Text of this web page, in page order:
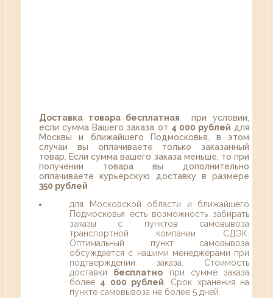
Доставка товара бесплатная при условии,
если сумма Вашего заказа от 4 000 рублей для
Москвы и ближайшего Подмосковья, в этом
случаи вы оплачиваете только заказанный
товар. Если сумма вашего заказа меньше, то при
получении товара вы дополнительно
оплачиваете курьерскую доставку в размере
350 рублей
для Московской области и ближайшего
Подмосковья есть возможность забирать
заказы с пунктов самовывоза
транспортной компании СДЭК.
Оптимальный пункт самовывоза
обсуждается с нашими менеджерами при
подтверждении заказа. Стоимость
доставки бесплатно при сумме заказа
более 4 000 рублей. Срок хранения на
пункте самовывоза не более 5 дней.